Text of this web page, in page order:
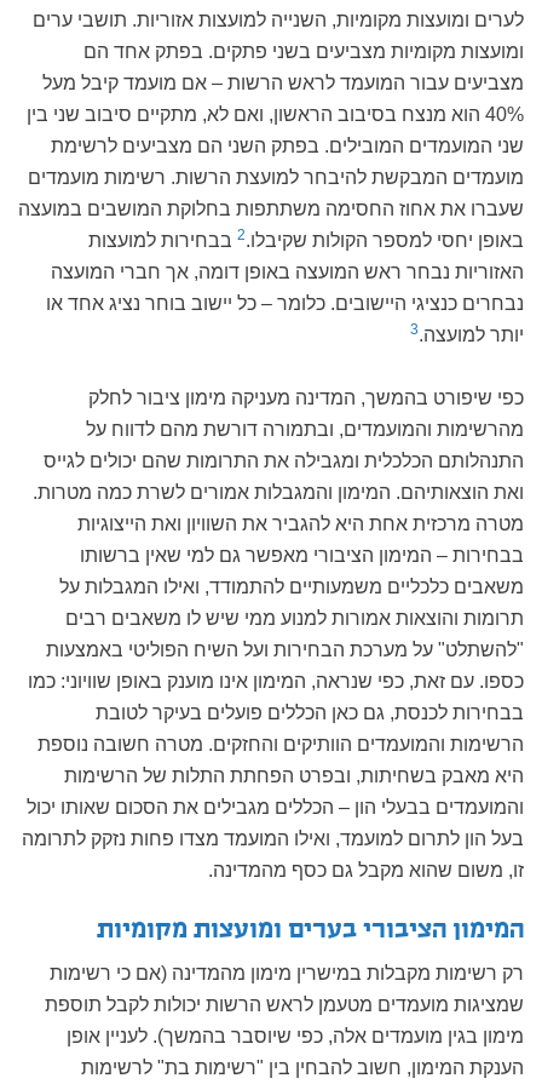
לערים ומועצות מקומיות, השנייה למועצות אזוריות. תושבי ערים
ומועצות מקומיות מצביעים בשני פתקים. בפתק אחד הם
מצביעים עבור המועמד לראש הרשות – אם מועמד קיבל מעל
40% הוא מנצח בסיבוב הראשון, ואם לא, מתקיים סיבוב שני בין
שני המועמדים המובילים. בפתק השני הם מצביעים לרשימת
מועמדים המבקשת להיבחר למועצת הרשות. רשימות מועמדים
שעברו את אחוז החסימה משתתפות בחלוקת המושבים במועצה
באופן יחסי למספר הקולות שקיבלו.2 בבחירות למועצות
האזוריות נבחר ראש המועצה באופן דומה, אך חברי המועצה
נבחרים כנציגי היישובים. כלומר – כל יישוב בוחר נציג אחד או
יותר למועצה.3
כפי שיפורט בהמשך, המדינה מעניקה מימון ציבור לחלק
מהרשימות והמועמדים, ובתמורה דורשת מהם לדווח על
התנהלותם הכלכלית ומגבילה את התרומות שהם יכולים לגייס
ואת הוצאותיהם. המימון והמגבלות אמורים לשרת כמה מטרות.
מטרה מרכזית אחת היא להגביר את השוויון ואת הייצוגיות
בבחירות – המימון הציבורי מאפשר גם למי שאין ברשותו
משאבים כלכליים משמעותיים להתמודד, ואילו המגבלות על
תרומות והוצאות אמורות למנוע ממי שיש לו משאבים רבים
"להשתלט" על מערכת הבחירות ועל השיח הפוליטי באמצעות
כספו. עם זאת, כפי שנראה, המימון אינו מוענק באופן שוויוני: כמו
בבחירות לכנסת, גם כאן הכללים פועלים בעיקר לטובת
הרשימות והמועמדים הוותיקים והחזקים. מטרה חשובה נוספת
היא מאבק בשחיתות, ובפרט הפחתת התלות של הרשימות
והמועמדים בבעלי הון – הכללים מגבילים את הסכום שאותו יכול
בעל הון לתרום למועמד, ואילו המועמד מצדו פחות נזקק לתרומה
זו, משום שהוא מקבל גם כסף מהמדינה.
המימון הציבורי בערים ומועצות מקומיות
רק רשימות מקבלות במישרין מימון מהמדינה (אם כי רשימות
שמציגות מועמדים מטעמן לראש הרשות יכולות לקבל תוספת
מימון בגין מועמדים אלה, כפי שיוסבר בהמשך). לעניין אופן
הענקת המימון, חשוב להבחין בין "רשימות בת" לרשימות